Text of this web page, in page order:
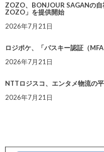
ZOZO、BONJOUR SAGANの
ZOZO」を提供開始
2026年7月21日
ロジポケ、「パスキー認証（
2026年7月21日
NTTロジスコ、エンタメ物流の
2026年7月21日